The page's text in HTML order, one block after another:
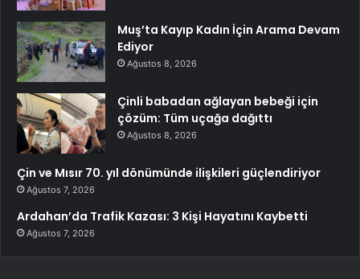
Muş’ta Kayıp Kadın İçin Arama Devam
Ediyor
Ağustos 8, 2026
Çinli babadan ağlayan bebeği için
çözüm: Tüm uçağa dağıttı
Ağustos 8, 2026
Çin ve Mısır 70. yıl dönümünde ilişkileri güçlendiriyor
Ağustos 7, 2026
Ardahan’da Trafik Kazası: 3 Kişi Hayatını Kaybetti
Ağustos 7, 2026